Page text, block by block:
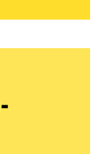
по вашему